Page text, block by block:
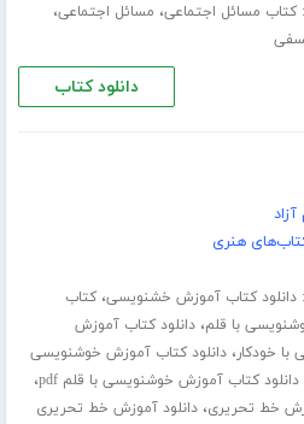
کتاب مسائل اجتماعی، مسائل اجتماعی،
دانلود کتاب
آزاد
هنری
دانلود کتاب آموزش خشنویسی،کتاب
با قلم،دانلود کتاب آموزش
خودکار،دانلود کتاب آموزش خوشنویسی
دانلود کتاب آموزش خوشنویسی با قلم pdf ،
خط تحریری،دانلود آموزش خط تحریری